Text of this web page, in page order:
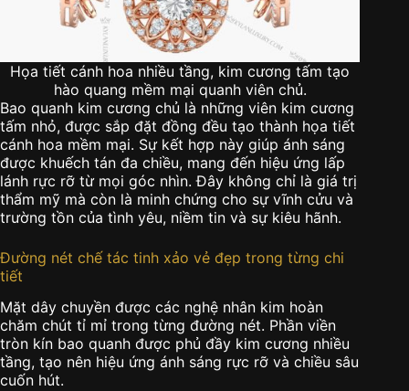
Họa tiết cánh hoa nhiều tầng, kim cương tấm tạo
hào quang mềm mại quanh viên chủ.
Bao quanh kim cương chủ là những viên kim cương
tấm nhỏ, được sắp đặt đồng đều tạo thành họa tiết
cánh hoa mềm mại. Sự kết hợp này giúp ánh sáng
được khuếch tán đa chiều, mang đến hiệu ứng lấp
lánh rực rỡ từ mọi góc nhìn. Đây không chỉ là giá trị
thẩm mỹ mà còn là minh chứng cho sự vĩnh cửu và
trường tồn của tình yêu, niềm tin và sự kiêu hãnh.
Đường nét chế tác tinh xảo vẻ đẹp trong từng chi
tiết
Mặt dây chuyền được các nghệ nhân kim hoàn
chăm chút tỉ mỉ trong từng đường nét. Phần viền
tròn kín bao quanh được phủ đầy kim cương nhiều
tầng, tạo nên hiệu ứng ánh sáng rực rỡ và chiều sâu
cuốn hút.